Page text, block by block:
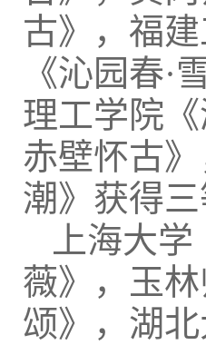
古》，福
《沁园春
理工学院
赤壁怀古
潮》获得三
上海大
薇》，玉
颂》，湖